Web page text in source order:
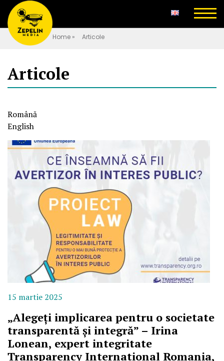
Home » Articole
Articole
Română
English
15 martie 2025
„Alegeți implicarea pentru o societate
transparentă și integră” – Irina
Lonean, expert integritate
Transparency International Romania,